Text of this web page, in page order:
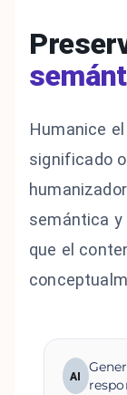
Humanice
significado
semántica y
que el
AI